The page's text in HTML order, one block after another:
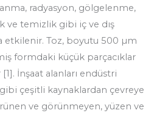
radyasyon, gölgelenme,
ve temizlik gibi iç ve dış
etkilenir. Toz, boyutu 500 µm
formdaki küçük parçacıklar
İnşaat alanları endüstri
gibi çeşitli kaynaklardan çevreye
ve görünmeyen, yüzen ve